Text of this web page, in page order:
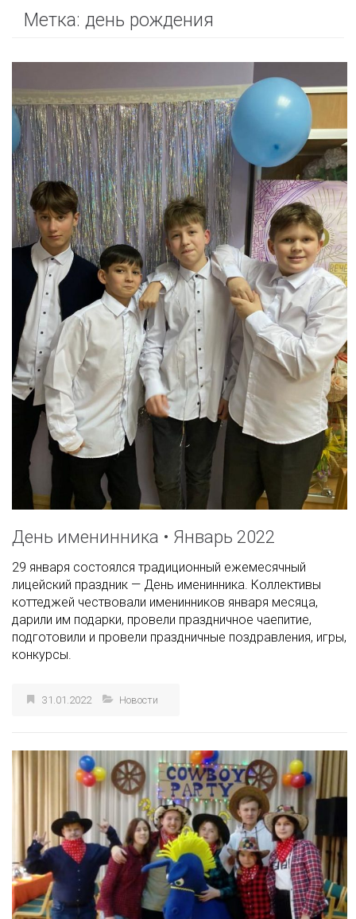
Метка: день рождения
День именинника • Январь 2022
29 января состоялся традиционный ежемесячный
лицейский праздник — День именинника. Коллективы
коттеджей чествовали именинников января месяца,
дарили им подарки, провели праздничное чаепитие,
подготовили и провели праздничные поздравления, игры,
конкурсы.
31.01.2022 Новости